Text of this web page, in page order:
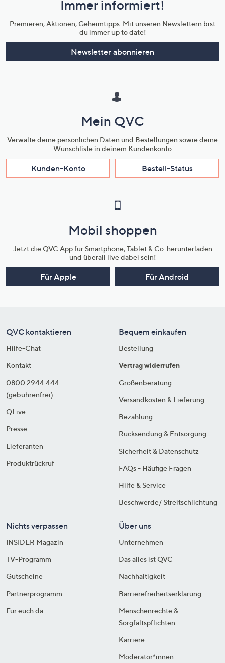
Unternehmensinformationen
Immer informiert!
Premieren, Aktionen, Geheimtipps: Mit unseren Newslettern bist
du immer up to date!
Newsletter abonnieren
Mein QVC
Verwalte deine persönlichen Daten und Bestellungen sowie deine
Wunschliste in deinem Kundenkonto
Kunden-Konto Bestell-Status
Mobil shoppen
Jetzt die QVC App für Smartphone, Tablet & Co. herunterladen
und überall live dabei sein!
Für Apple Für Android
QVC kontaktieren
Hilfe-Chat
Kontakt
0800 2944 444
(gebührenfrei)
QLive
Presse
Lieferanten
Produktrückruf
Bequem einkaufen
Bestellung
Vertrag widerrufen
Größenberatung
Versandkosten & Lieferung
Bezahlung
Rücksendung & Entsorgung
Sicherheit & Datenschutz
FAQs - Häufige Fragen
Hilfe & Service
Beschwerde/ Streitschlichtung
Nichts verpassen
INSIDER Magazin
TV-Programm
Gutscheine
Partnerprogramm
Für euch da
Über uns
Unternehmen
Das alles ist QVC
Nachhaltigkeit
Barrierefreiheitserklärung
Menschenrechte &
Sorgfaltspflichten
Karriere
Moderator*innen